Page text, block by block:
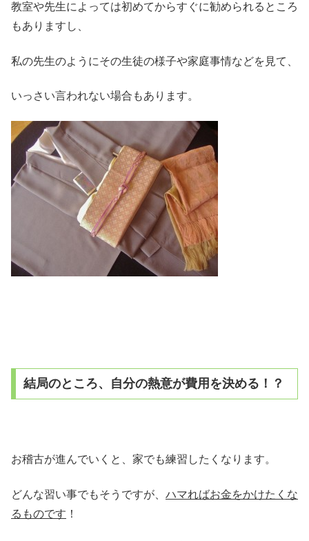
教室や先生によっては初めてからすぐに勧められるところ
もありますし、
私の先生のようにその生徒の様子や家庭事情などを見て、
いっさい言われない場合もあります。
結局のところ、自分の熱意が費用を決める！？
お稽古が進んでいくと、家でも練習したくなります。
どんな習い事でもそうですが、 ハマればお金をかけたくな
るものです ！